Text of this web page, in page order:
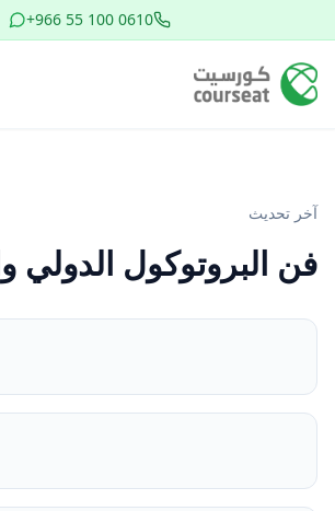
+966 55 100 0610
آخر تحديث
فن البروتوكول الدولي